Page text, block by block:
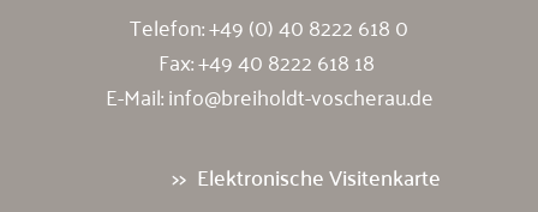
Telefon:+49 (0) 40 8222 618 0
Fax: +49 40 8222 618 18
E-Mail:info@breiholdt-voscherau.de
Elektronische Visitenkarte